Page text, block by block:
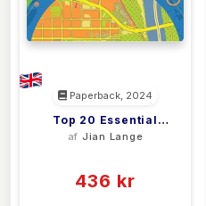
Paperback, 2024
Top 20 Essential
Skills For ArcGIS
af Jian Lange
436 kr